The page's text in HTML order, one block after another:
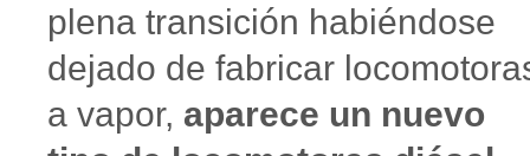
plena transición habiéndose
dejado de fabricar
a vapor, aparece un nuevo